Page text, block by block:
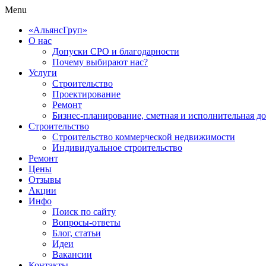
Menu
«АльянсГруп»
О нас
Допуски СРО и благодарности
Почему выбирают нас?
Услуги
Строительство
Проектирование
Ремонт
Бизнес-планирование, сметная и исполнительная
Строительство
Строительство коммерческой недвижимости
Индивидуальное строительство
Ремонт
Цены
Отзывы
Акции
Инфо
Поиск по сайту
Вопросы-ответы
Блог, статьи
Идеи
Вакансии